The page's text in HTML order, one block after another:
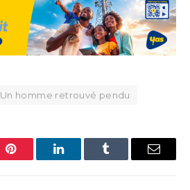
Un homme retrouvé pendu
Pinterest LinkedInTumblr Email